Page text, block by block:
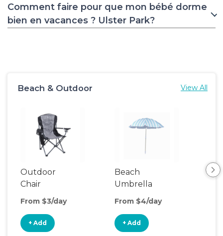
Comment faire pour que mon bébé dorme
bien en vacances ? Ulster Park?
Beach & Outdoor View All
Outdoor
Chair
From $3/day
+ Add
Beach
Umbrella
From $4/day
+ Add